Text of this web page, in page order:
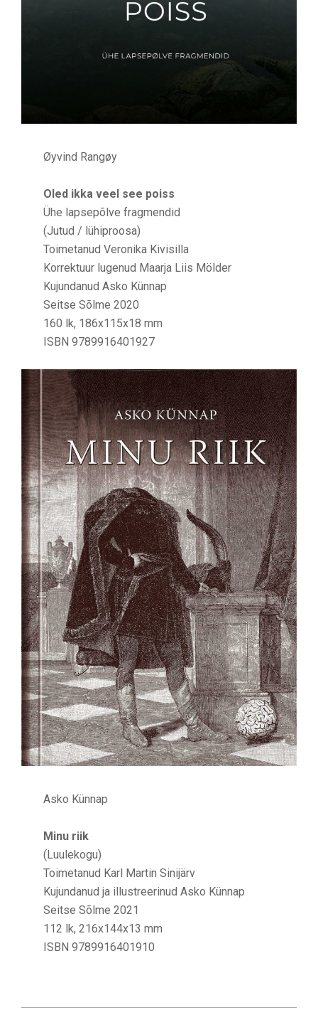
Øyvind Rangøy
Oled ikka veel see poiss
Ühe lapsepõlve fragmendid
(Jutud / lühiproosa)
Toimetanud Veronika Kivisilla
Korrektuur lugenud Maarja Liis Mölder
Kujundanud Asko Künnap
Seitse Sõlme 2020
160 lk, 186x115x18 mm
ISBN 9789916401927
Asko Künnap
Minu riik
(Luulekogu)
Toimetanud Karl Martin Sinijärv
Kujundanud ja illustreerinud Asko Künnap
Seitse Sõlme 2021
112 lk, 216x144x13 mm
ISBN 9789916401910